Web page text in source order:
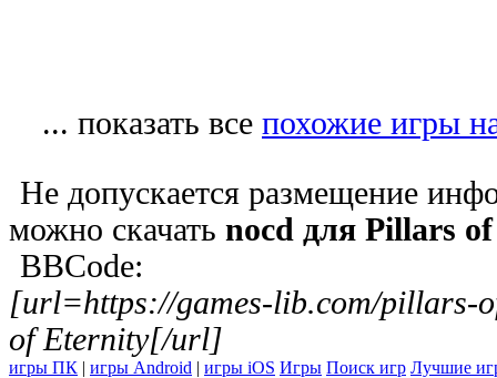
... показать все похожие игры
Не допускается размещение
можно скачать nocd для Pillars
BBCode:
[url=https://games-lib.com/pillars-
of Eternity[/url]
игры ПК | игры Android | игры iOS Игры Поиск игр Лучшие